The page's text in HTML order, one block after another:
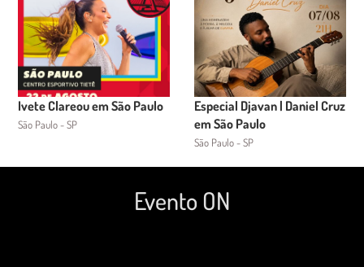
Ivete Clareou em São Paulo
São Paulo - SP
Especial Djavan | Daniel Cruz
em São Paulo
São Paulo - SP
Evento ON